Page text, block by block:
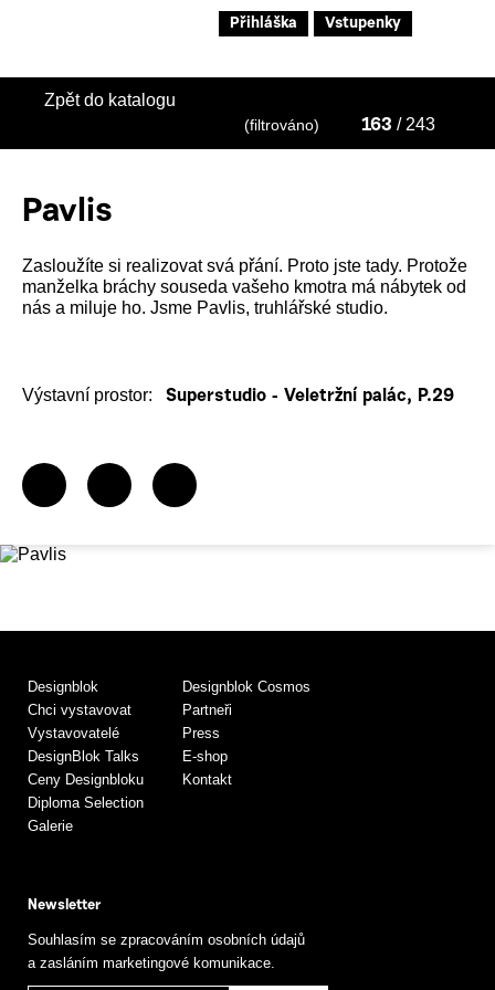
Přihláška Vstupenky
Zpět do katalogu
(filtrováno) 163 / 243
Pavlis
Zasloužíte si realizovat svá přání. Proto jste tady. Protože
manželka bráchy souseda vašeho kmotra má nábytek od
nás a miluje ho. Jsme Pavlis, truhlářské studio.
Výstavní prostor: Superstudio - Veletržní palác, P.29
Designblok
Chci vystavovat
Vystavovatelé
DesignBlok Talks
Ceny Designbloku
Diploma Selection
Galerie
Designblok Cosmos
Partneři
Press
E-shop
Kontakt
Newsletter
Souhlasím se zpracováním osobních údajů
a zasláním marketingové komunikace.